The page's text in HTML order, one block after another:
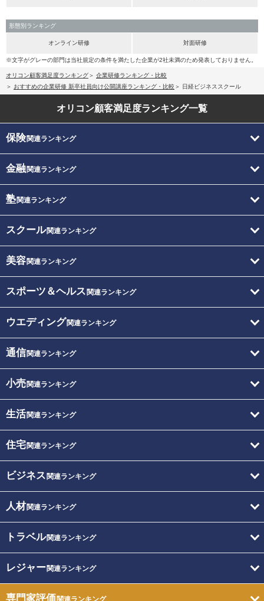
形態別ランキング
オンライン研修 対面研修
※文字がグレーの部門は当社規定の条件を満たした企業が2社未満のため発表しておりません。
オリコン顧客満足度ランキング
企業研修ランキング・比較
おすすめの企業研修 新卒社員向け公開講座ランキング・比較
日経ビジネススクール
オリコン顧客満足度ランキング一覧
保険関連ランキング
金融関連ランキング
塾関連ランキング
スクール関連ランキング
美容関連ランキング
スポーツ＆ヘルス 関連ランキング
ウエディング関連ランキング
通信関連ランキング
小売関連ランキング
生活関連ランキング
住宅関連ランキング
ビジネス 関連ランキング
人材関連ランキング
トラベル関連ランキング
レジャー関連ランキング
専門家評価関連ランキング